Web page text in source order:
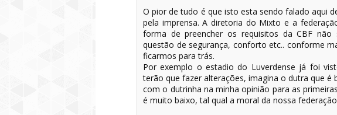
O pior de tudo é que isto esta sendo falado aqui
pela imprensa. A diretoria do Mixto e a
forma de preencher os requisitos da CBF
questão de segurança, conforto etc.. conforme
ficarmos para trás.
Por exemplo o estadio do Luverdense já foi
terão que fazer alterações, imagina o dutra que é
com o dutrinha na minha opinião para as
é muito baixo, tal qual a moral da nossa